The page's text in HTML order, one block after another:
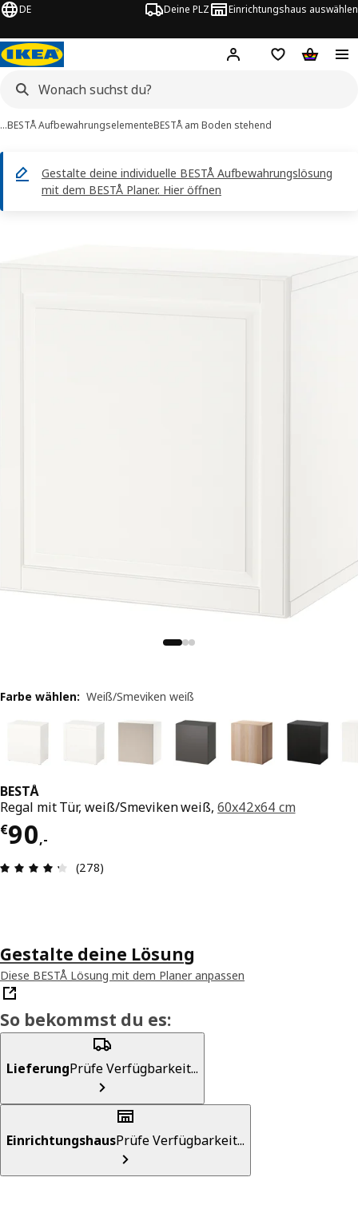
DE Deine PLZ Einrichtungshaus auswählen
Hej! Jetzt anmelden.
Einkaufsliste
…BESTÅ AufbewahrungselementeBESTÅ am Boden stehend
Gestalte deine individuelle BESTÅ Aufbewahrungslösung
mit dem BESTÅ Planer. Hier öffnen
BESTÅ
Regal mit Tür, weiß/Smeviken weiß,60x42x64 cm
€90,-
Preis € 90,-
Produktbewertung: 4.3 von 5 Sterne Alle
(278)
Farbe wählen: Weiß/Smeviken weiß
Gestalte deine Lösung
Diese BESTÅ Lösung mit dem Planer anpassen
So bekommst du es:
LieferungPrüfe Verfügbarkeit...
EinrichtungshausPrüfe Verfügbarkeit...